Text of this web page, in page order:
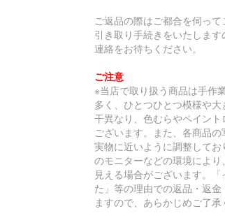
ご返品の際はご都合を伺っ
引き取り手続きをいたしま
連絡をお待ちください。
ご注意
※当店で取り扱う商品は手作
多く、ひとつひとつ模様や
干異なり、色むらやペイン
ございます。また、各商品の
実物に近いように調整して
のモニターなどの環境により
見える場合がございます。
た」等の理由での返品・返
ますので、あらかじめご了承